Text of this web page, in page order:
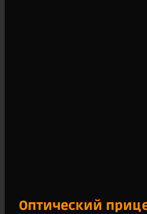
Оптический